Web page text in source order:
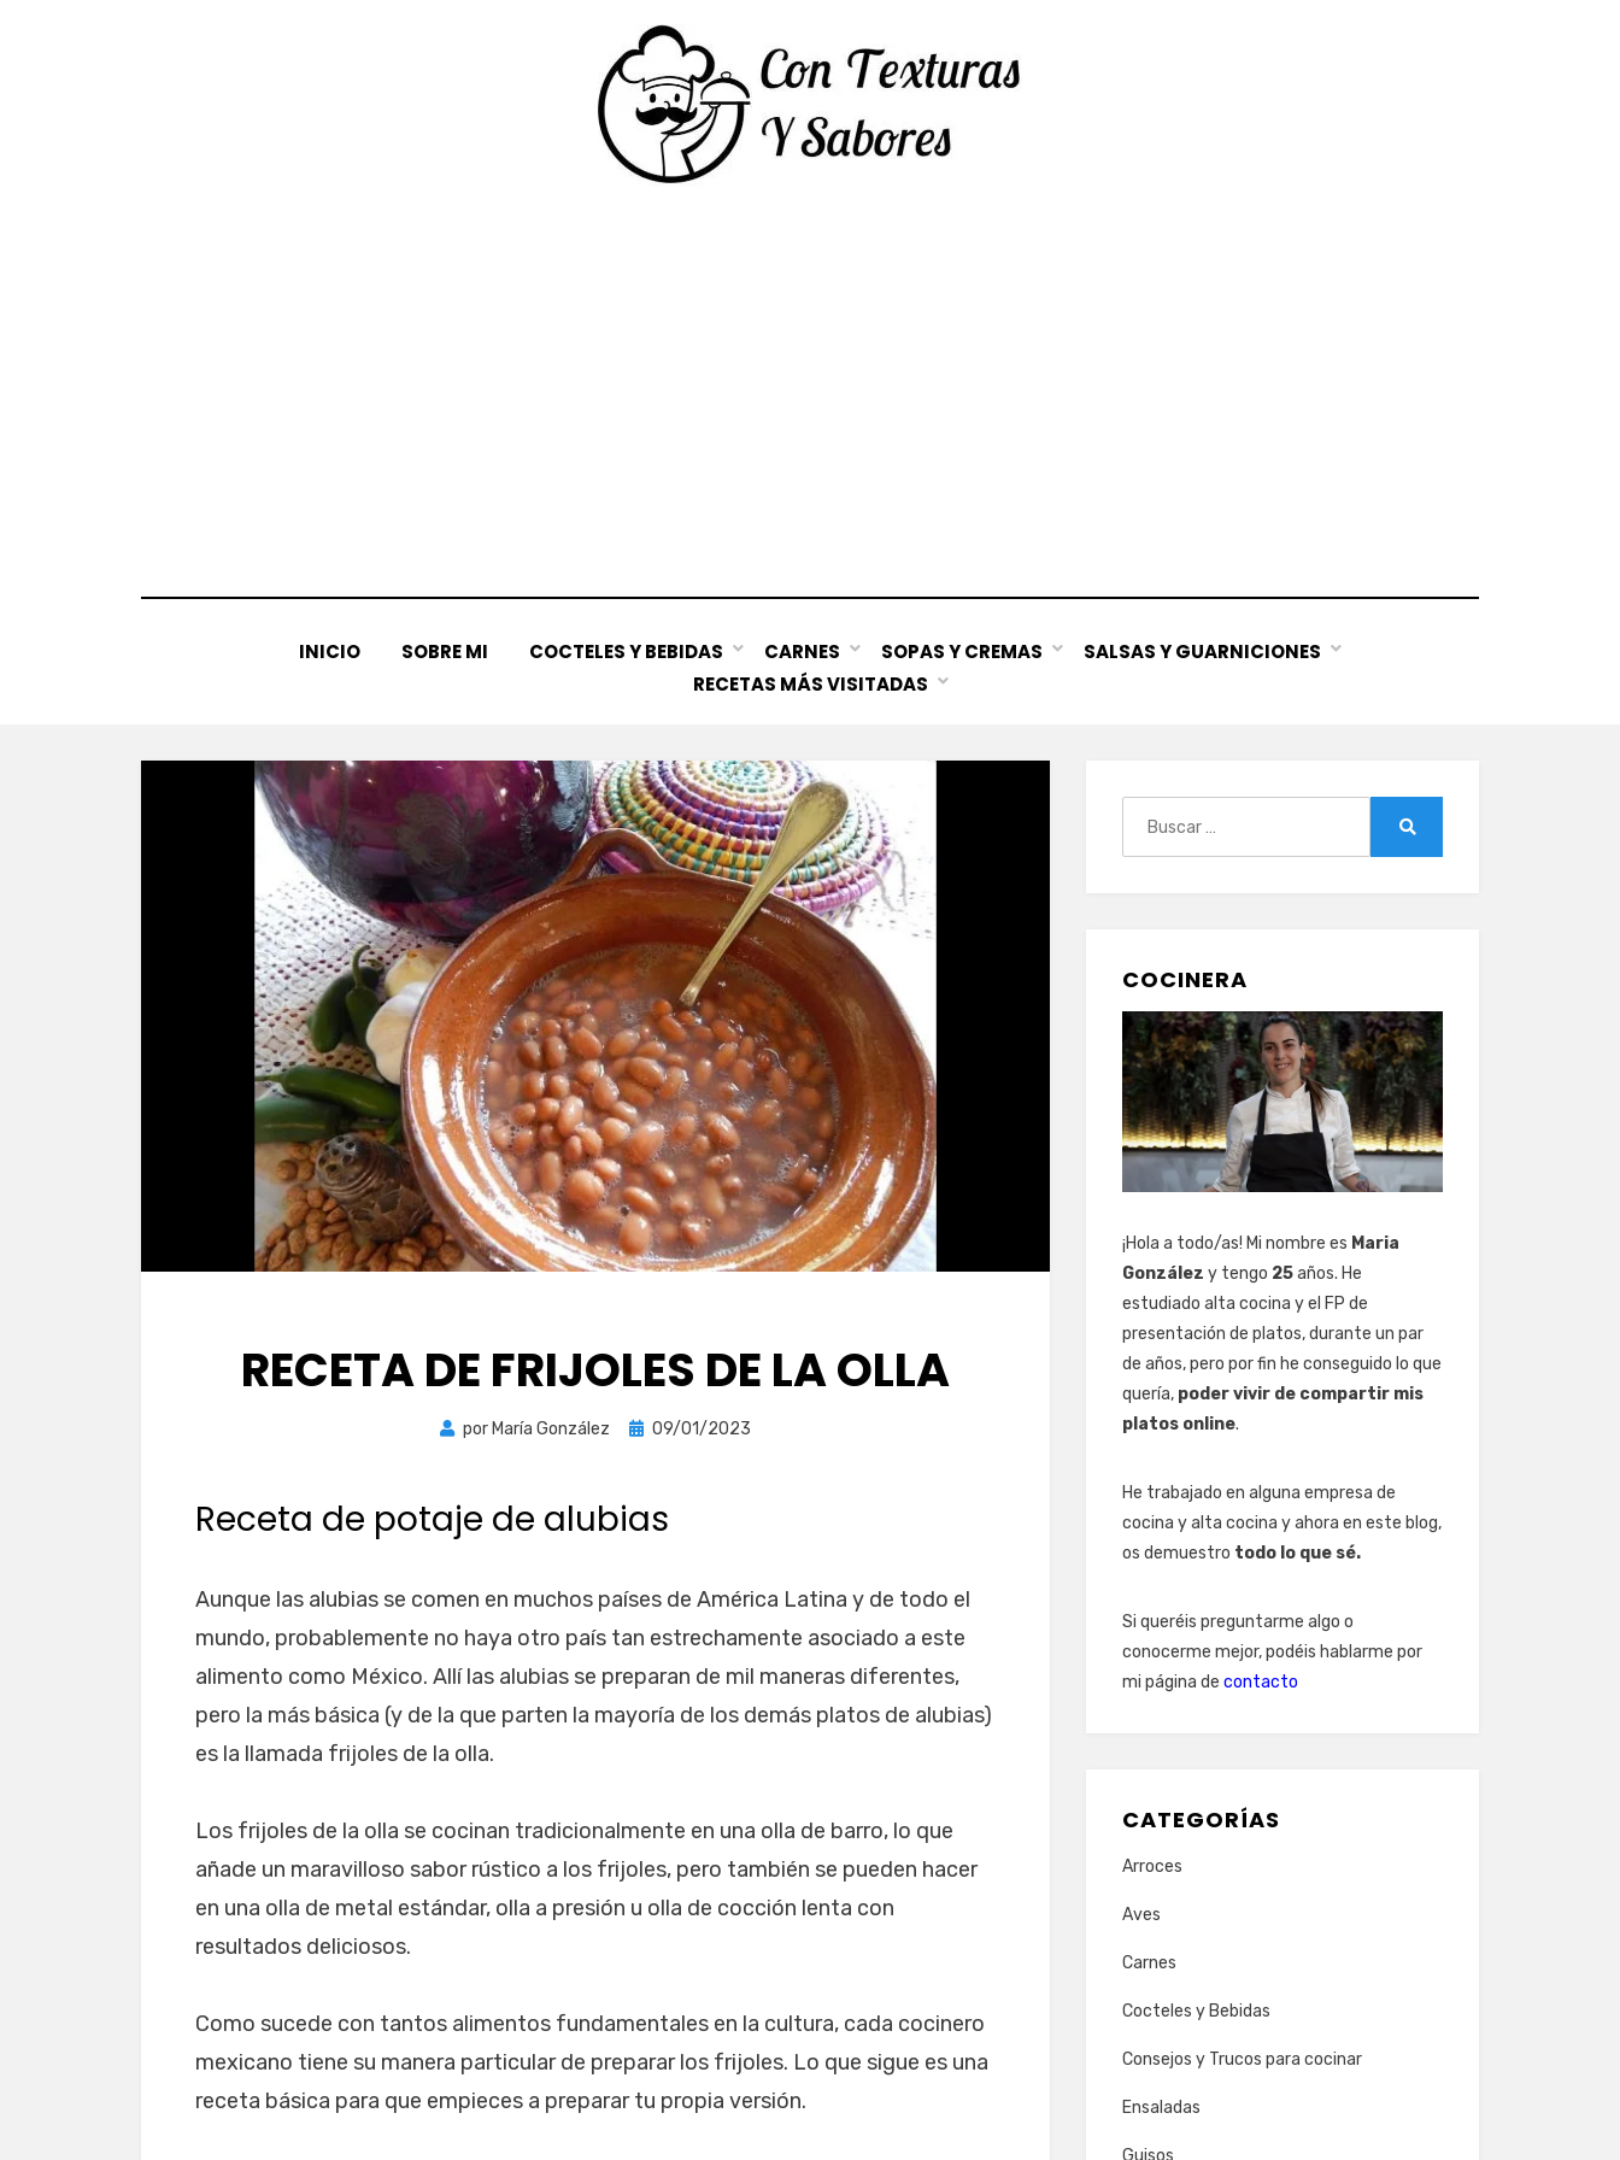
INICIO SOBRE MI COCTELES Y BEBIDAS CARNES SOPAS Y CREMAS
SALSAS Y GUARNICIONES
RECETAS MÁS VISITADAS
RECETA DE FRIJOLES DE LA OLLA
por María González
Publicada
09/01/2023
Receta de potaje de alubias
Aunque las alubias se comen en muchos países de América Latina y de todo el
mundo, probablemente no haya otro país tan estrechamente asociado a este
alimento como México. Allí las alubias se preparan de mil maneras diferentes,
pero la más básica (y de la que parten la mayoría de los demás platos de alubias)
es la llamada frijoles de la olla.
Los frijoles de la olla se cocinan tradicionalmente en una olla de barro, lo que
añade un maravilloso sabor rústico a los frijoles, pero también se pueden hacer
en una olla de metal estándar, olla a presión u olla de cocción lenta con
resultados deliciosos.
Como sucede con tantos alimentos fundamentales en la cultura, cada cocinero
mexicano tiene su manera particular de preparar los frijoles. Lo que sigue es una
receta básica para que empieces a preparar tu propia versión.
COCINERA
¡Hola a todo/as! Mi nombre es Maria
González y tengo 25años. He
estudiado alta cocina y el FP de
presentación de platos, durante un par
de años, pero por fin he conseguido lo que
quería, poder vivir de compartir mis
platos online.
He trabajado en alguna empresa de
cocina y alta cocina y ahora en este blog,
os demuestro todo lo que sé.
Si queréis preguntarme algo o
conocerme mejor, podéis hablarme por
mi página de contacto
CATEGORÍAS
Arroces
Aves
Carnes
Cocteles y Bebidas
Consejos y Trucos para cocinar
Ensaladas
Guisos